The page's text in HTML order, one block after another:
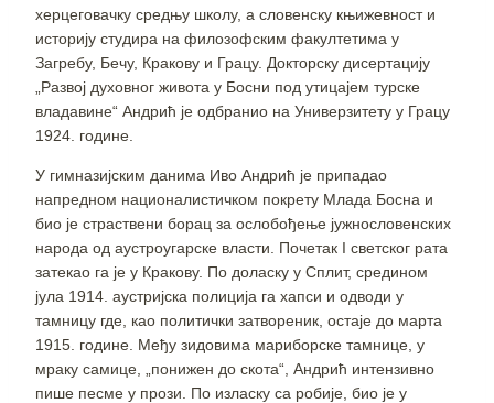
херцеговачку средњу школу, а словенску књижевност и
историју студира на филозофским факултетима у
Загребу, Бечу, Кракову и Грацу. Докторску дисертацију
„Развој духовног живота у Босни под утицајем турске
владавине“ Андрић је одбранио на Универзитету у Грацу
1924. године.
У гимназијским данима Иво Андрић је припадао
напредном националистичком покрету Млада Босна и
био је страствени борац за ослобођење јужнословенских
народа од аустроугарске власти. Почетак I светског рата
затекао га је у Кракову. По доласку у Сплит, средином
јула 1914. аустријска полиција га хапси и одводи у
тамницу где, као политички затвореник, остаје до марта
1915. године. Међу зидовима мариборске тамнице, у
мраку самице, „понижен до скота“, Андрић интензивно
пише песме у прози. По изласку са робије, био је у